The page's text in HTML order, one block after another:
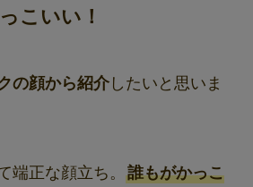
こいい！
の顔から紹介したいと思いま
端正な顔立ち。 誰もがかっこ